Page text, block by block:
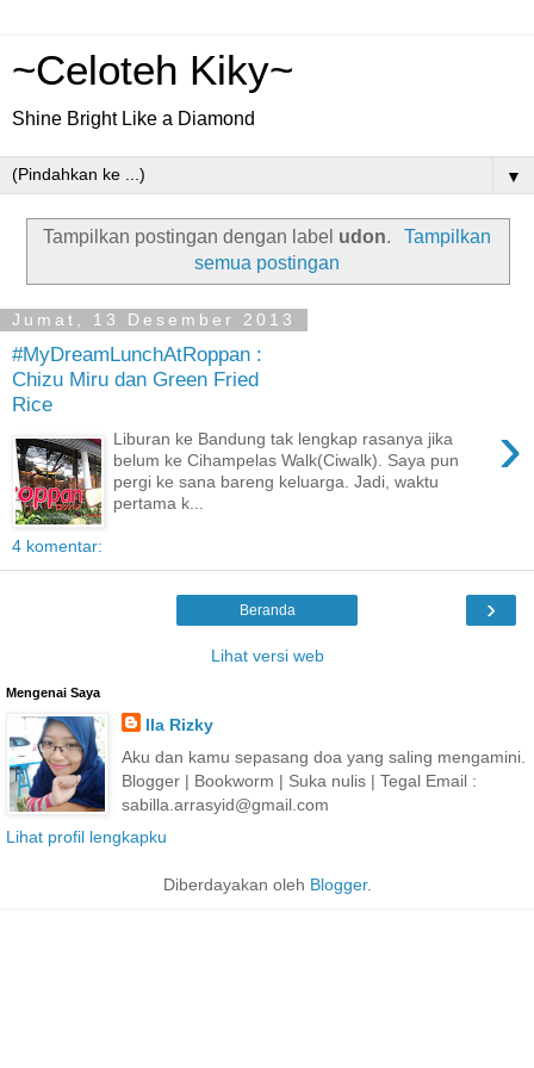
~Celoteh Kiky~
Shine Bright Like a Diamond
▼
Tampilkan postingan dengan label udon.
Tampilkan
semua postingan
Jumat, 13 Desember 2013
#MyDreamLunchAtRoppan :
Chizu Miru dan Green Fried
Rice
›
Liburan ke Bandung tak lengkap rasanya jika
belum ke Cihampelas Walk(Ciwalk). Saya pun
pergi ke sana bareng keluarga. Jadi, waktu
pertama k...
4 komentar:
›
Beranda
Lihat versi web
Mengenai Saya
Ila Rizky
Aku dan kamu sepasang doa yang saling mengamini.
Blogger | Bookworm | Suka nulis | Tegal Email :
sabilla.arrasyid@gmail.com
Lihat profil lengkapku
Diberdayakan oleh Blogger.